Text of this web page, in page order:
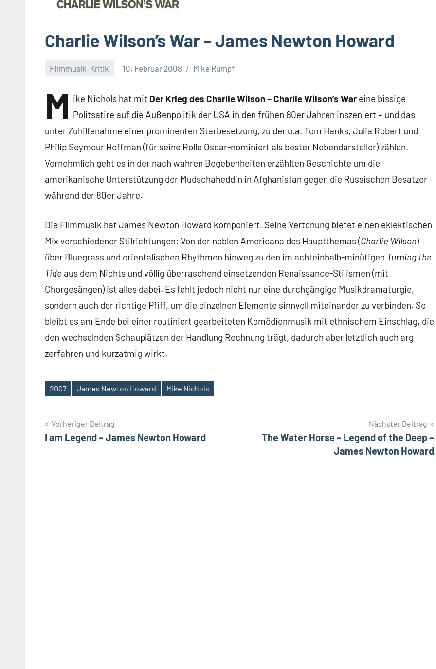
Charlie Wilson’s War – James Newton Howard
Filmmusik-Kritik 10. Februar 2008 Mike Rumpf
M ike Nichols hat mit Der Krieg des Charlie Wilson – Charlie Wilson’s War eine bissige
Politsatire auf die Außenpolitik der USA in den frühen 80er Jahren inszeniert – und das
unter Zuhilfenahme einer prominenten Starbesetzung, zu der u.a. Tom Hanks, Julia Robert und
Philip Seymour Hoffman (für seine Rolle Oscar-nominiert als bester Nebendarsteller) zählen.
Vornehmlich geht es in der nach wahren Begebenheiten erzählten Geschichte um die
amerikanische Unterstützung der Mudschaheddin in Afghanistan gegen die Russischen Besatzer
während der 80er Jahre.
Die Filmmusik hat James Newton Howard komponiert. Seine Vertonung bietet einen eklektischen
Mix verschiedener Stilrichtungen: Von der noblen Americana des Hauptthemas (Charlie Wilson)
über Bluegrass und orientalischen Rhythmen hinweg zu den im achteinhalb-minütigen Turning the
Tide aus dem Nichts und völlig überraschend einsetzenden Renaissance-Stilismen (mit
Chorgesängen) ist alles dabei. Es fehlt jedoch nicht nur eine durchgängige Musikdramaturgie,
sondern auch der richtige Pfiff, um die einzelnen Elemente sinnvoll miteinander zu verbinden. So
bleibt es am Ende bei einer routiniert gearbeiteten Komödienmusik mit ethnischem Einschlag, die
den wechselnden Schauplätzen der Handlung Rechnung trägt, dadurch aber letztlich auch arg
zerfahren und kurzatmig wirkt.
Schlagwörter
2007 James Newton Howard Mike Nichols
Beitragsnavigation
Vorheriger Beitrag
I am Legend – James Newton Howard
Nächster Beitrag
The Water Horse – Legend of the Deep –
James Newton Howard